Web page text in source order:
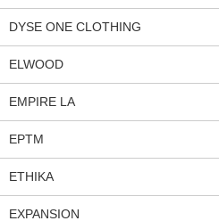
DYSE ONE CLOTHING
ELWOOD
EMPIRE LA
EPTM
ETHIKA
EXPANSION